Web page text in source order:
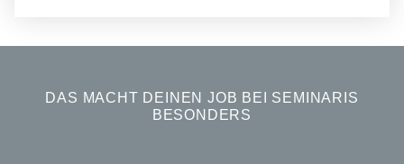
DAS MACHT DEINEN JOB BEI SEMINARIS
BESONDERS